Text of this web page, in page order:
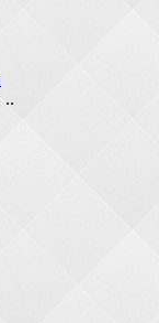
..